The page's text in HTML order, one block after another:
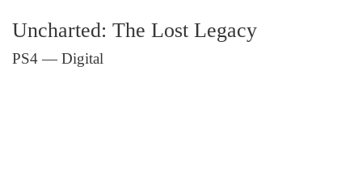
Uncharted: The Lost Legacy
PS4 — Digital